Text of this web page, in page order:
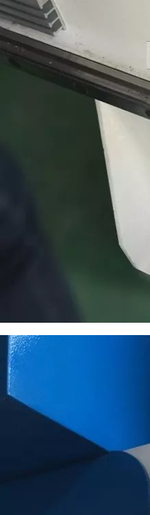
Operating System
Cerco
Compatibilidad de software
Running Environment